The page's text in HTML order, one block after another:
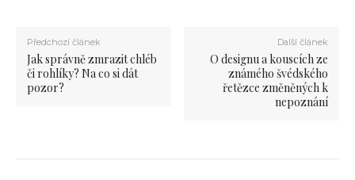
Předchozí článek
Jak správně zmrazit chléb
či rohlíky? Na co si dát
pozor?
Další článek
O designu a kouscích ze
známého švédského
řetězce změněných k
nepoznání